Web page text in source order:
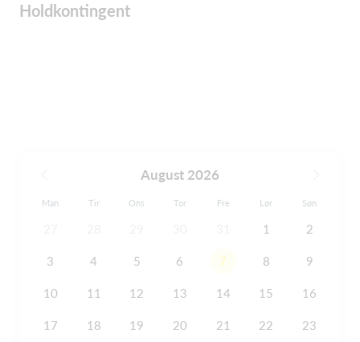
Holdkontingent
August 2026
Man Tir Ons Tor Fre Lør Søn
1 2
3 4 5 6 7 8 9
10 11 12 13 14 15 16
17 18 19 20 21 22 23